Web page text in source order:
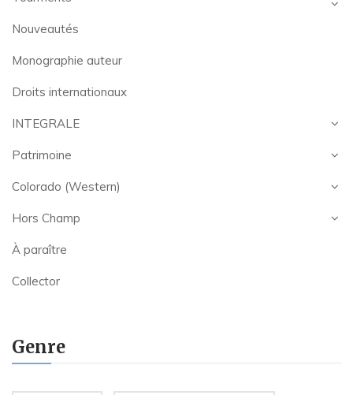
Nouveautés
Monographie auteur
Droits internationaux
INTEGRALE
Patrimoine
Colorado (Western)
Hors Champ
À paraître
Collector
Genre